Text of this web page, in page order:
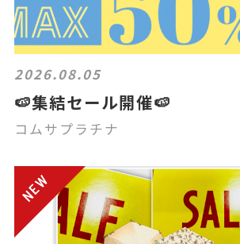
2026.08.05
🍉集結セール開催🍉
コムサプラチナ